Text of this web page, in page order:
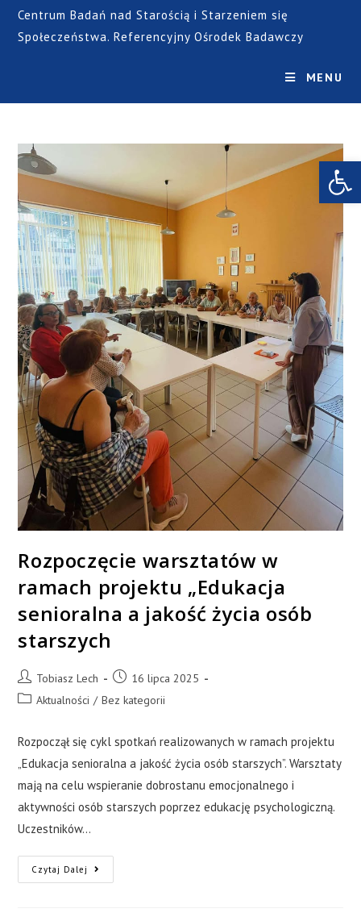
Open toolbar
Centrum Badań nad Starością i Starzeniem się
Społeczeństwa. Referencyjny Ośrodek Badawczy
MENU
Rozpoczęcie warsztatów w
ramach projektu „Edukacja
senioralna a jakość życia osób
starszych
Tobiasz Lech
16 lipca 2025
Aktualności / Bez kategorii
Rozpoczął się cykl spotkań realizowanych w ramach projektu
„Edukacja senioralna a jakość życia osób starszych”. Warsztaty
mają na celu wspieranie dobrostanu emocjonalnego i
aktywności osób starszych poprzez edukację psychologiczną.
Uczestników…
Czytaj Dalej